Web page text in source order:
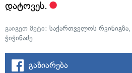
დატოვეს.
გაიგეთ მეტი: საქართველოს რკინიგზა,
ჭიჭინაძე
გაზიარება